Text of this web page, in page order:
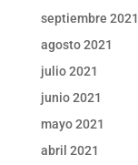
septiembre 2021
agosto 2021
julio 2021
junio 2021
mayo 2021
abril 2021